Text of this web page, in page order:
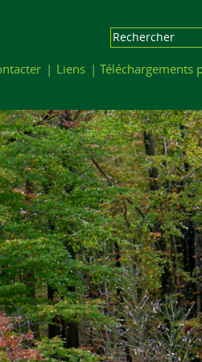
Liens Téléchargements